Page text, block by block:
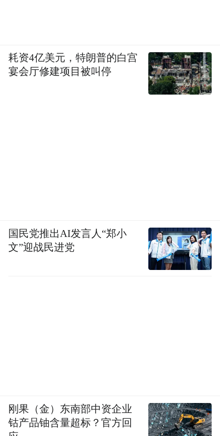
耗资4亿美元，特朗普的白宫
宴会厅修建项目被叫停
国民党推出AI发言人“郑小
文”迎战民进党
刚果（金）东南部中资企业
钴产品铀含量超标？官方回